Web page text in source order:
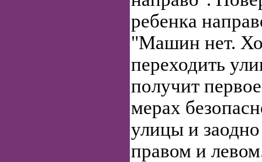
ребенка
"Машин нет.
переходить
получит
мерах
улицы и
правом и